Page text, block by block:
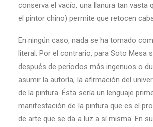
conserva el vacío, una llanura tan vasta
el pintor chino) permite que retocen
En ningún caso, nada se ha tomado
literal. Por el contrario, para Soto Mesa
después de periodos más ingenuos o
asumir la autoría, la afirmación del
de la pintura. Ésta sería un lenguaje
manifestación de la pintura que es el
de arte que se da a luz a sí misma. En